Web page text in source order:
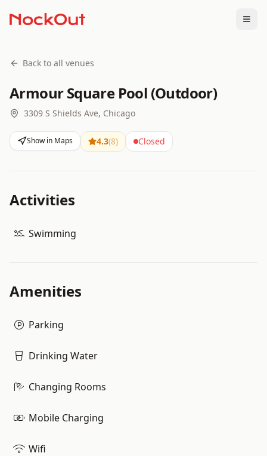
Back to all venues
Armour Square Pool (Outdoor)
3309 S Shields Ave, Chicago
Show in Maps 4.3(8) Closed
Activities
Swimming
Amenities
Parking
Drinking Water
Changing Rooms
Mobile Charging
Wifi